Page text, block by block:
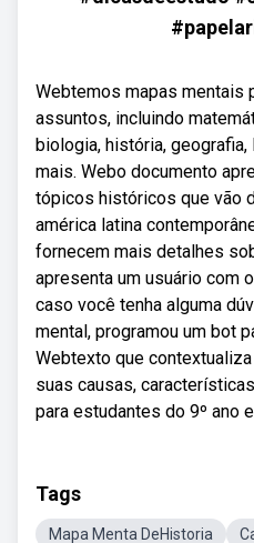
Webtemos mapas mentais
assuntos, incluindo
biologia, história,
mais. Webo documento
tópicos históricos que vão
américa latina
fornecem mais detalhes
apresenta um usuário com
caso você tenha alguma
mental, programou um bot
Webtexto que
suas causas,
para estudantes do 9º ano
Tags
Mapa Menta DeHistoria